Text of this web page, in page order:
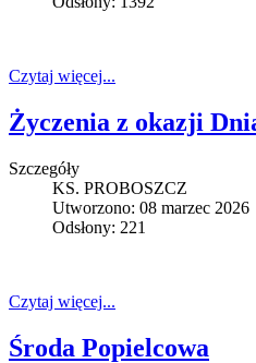
Czytaj więcej...
Życzenia z okazji
Szczegóły
KS. PROBOSZCZ
Utworzono: 08 marzec 2026
Odsłony: 221
Czytaj więcej...
Środa Popielcowa